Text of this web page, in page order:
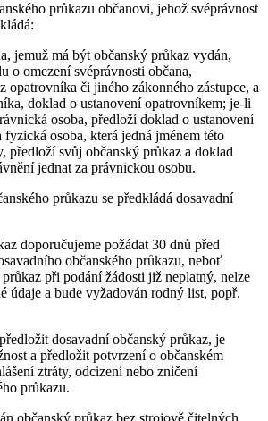
průkazu občanovi, jehož svéprávnost
jemuž má být občanský průkaz vydán,
o omezení svéprávnosti občana,
opatrovníka či jiného zákonného zástupce, a
doklad o ustanovení opatrovníkem; je-li
osoba, předloží doklad o ustanovení
osoba, která jedná jménem této
předloží svůj občanský průkaz a doklad
jednat za právnickou osobu.
průkazu se předkládá dosavadní
doporučujeme požádat 30 dnů před
občanského průkazu, neboť
při podání žádosti již neplatný, nelze
údaje a bude vyžadován rodný list, popř.
dosavadní občanský průkaz, je
a předložit potvrzení o občanském
ztráty, odcizení nebo zničení
průkazu.